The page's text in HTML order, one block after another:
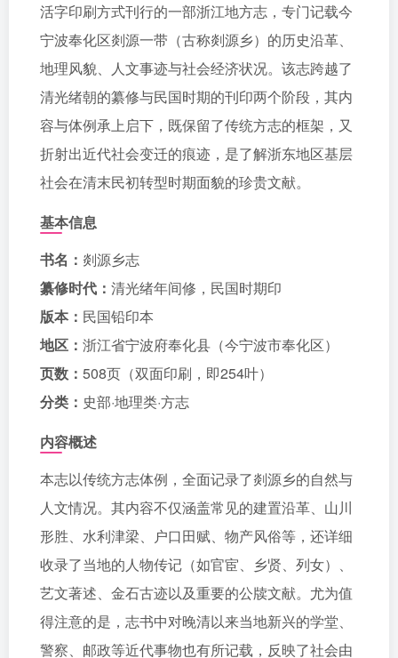
活字印刷方式刊行的一部浙江地方志，专门记载今
宁波奉化区剡源一带（古称剡源乡）的历史沿革、
地理风貌、人文事迹与社会经济状况。该志跨越了
清光绪朝的纂修与民国时期的刊印两个阶段，其内
容与体例承上启下，既保留了传统方志的框架，又
折射出近代社会变迁的痕迹，是了解浙东地区基层
社会在清末民初转型时期面貌的珍贵文献。
基本信息
书名： 剡源乡志
纂修时代： 清光绪年间修，民国时期印
版本： 民国铅印本
地区： 浙江省宁波府奉化县（今宁波市奉化区）
页数： 508页（双面印刷，即254叶）
分类： 史部·地理类·方志
内容概述
本志以传统方志体例，全面记录了剡源乡的自然与
人文情况。其内容不仅涵盖常见的建置沿革、山川
形胜、水利津梁、户口田赋、物产风俗等，还详细
收录了当地的人物传记（如官宦、乡贤、列女）、
艺文著述、金石古迹以及重要的公牍文献。尤为值
得注意的是，志书中对晚清以来当地新兴的学堂、
警察、邮政等近代事物也有所记载，反映了社会由